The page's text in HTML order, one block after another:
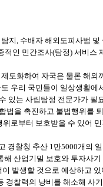
지, 수배자 해외도피사범
인 민간조사(탐정) 서비스
도화하여 자국은 물론 해외
우리 국민들이 일상생활에
있는 사립탐정 전문가가 필
법을 촉진하고 불법행위를
로부터 보호받을 수 있어
경찰청 추산 1만5000개의
산업기밀 보호와 투자사
발생할 것으로 예상하고
찰력의 낭비를 해소해 사